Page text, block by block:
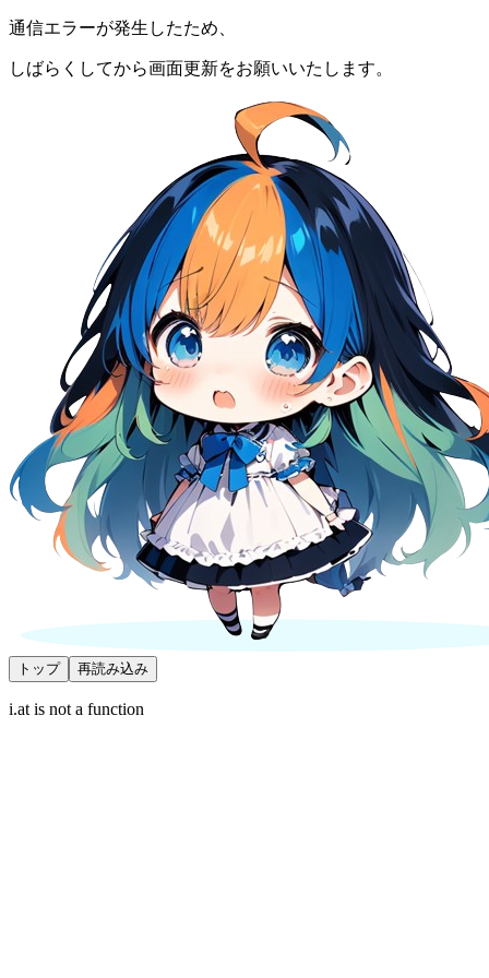
通信エラーが発生したため、
しばらくしてから画面更新をお願いいたします。
トップ 再読み込み
i.at is not a function